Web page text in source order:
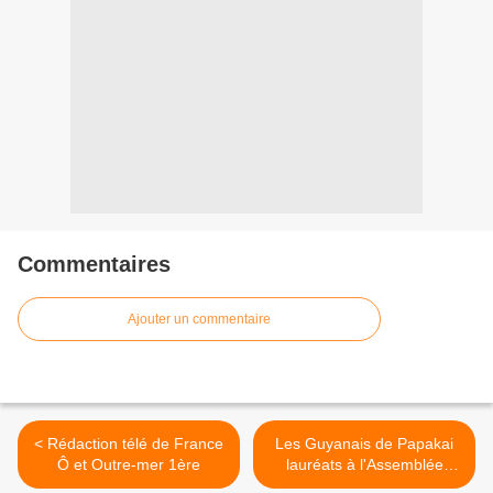
Commentaires
Ajouter un commentaire
< Rédaction télé de France
Ô et Outre-mer 1ère
Les Guyanais de Papakai
lauréats à l'Assemblée
nationale >